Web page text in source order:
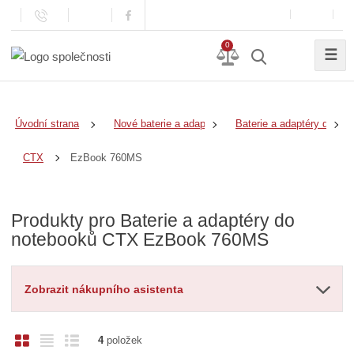
0
☰
Úvodní strana Nové baterie a adaptéry Baterie a adaptéry do
CTX EzBook 760MS
Produkty pro Baterie a adaptéry do
notebooků CTX EzBook 760MS
Zobrazit nákupního asistenta
O
Ř
4položek